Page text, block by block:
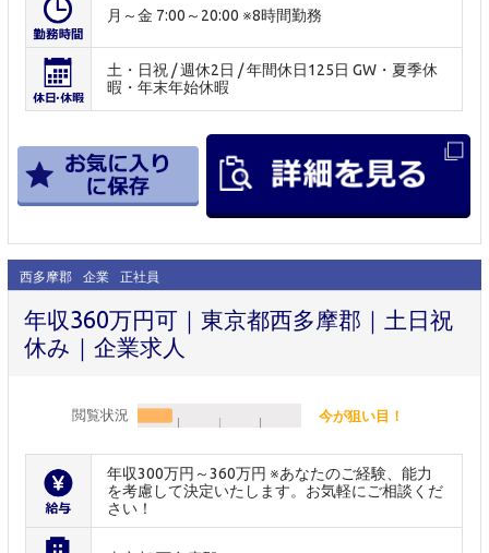
月～金 7:00～20:00 ※8時間勤務
土・日祝 / 週休2日 / 年間休日125日 GW・夏季休
暇・年末年始休暇
西多摩郡 企業 正社員
年収360万円可｜東京都西多摩郡｜土日祝
休み｜企業求人
閲覧状況 今が狙い目！
年収300万円～360万円 ※あなたのご経験、能力
を考慮して決定いたします。お気軽にご相談くだ
さい！